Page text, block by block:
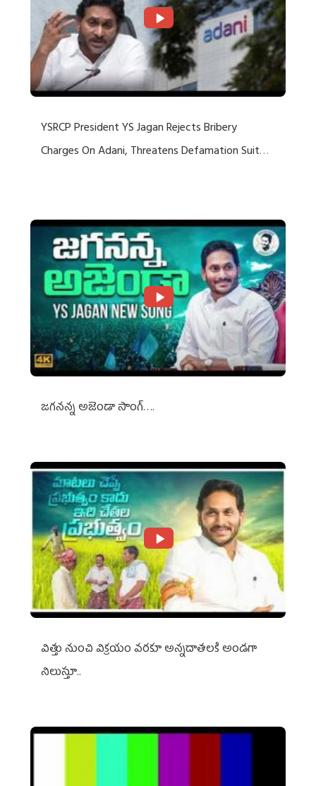
YSRCP President YS Jagan Rejects Bribery
Charges On Adani, Threatens Defamation Suit
జగనన్న అజెండా సాంగ్….
విత్తు నుంచి విక్రయం వరకూ అన్నదాతలకి అండగా
నిలుస్తూ..